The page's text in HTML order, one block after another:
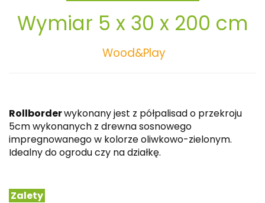
Wymiar 5 x 30 x 200 cm
Wood&Play
Rollborderwykonany jest z półpalisad o przekroju
5cm wykonanych z drewna sosnowego
impregnowanego w kolorze oliwkowo-zielonym.
Idealny do ogrodu czy na działkę.
Zalety